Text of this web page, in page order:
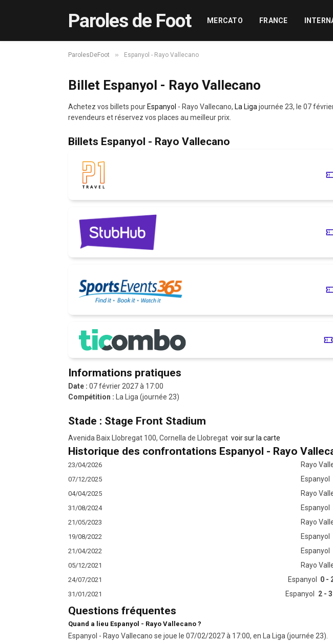
Paroles de Foot MERCATO FRANCE
ParolesDeFoot » Espanyol - Rayo Vallecano
Billet Espanyol - Rayo Vallecano
Achetez vos billets pour Espanyol - Rayo Vallecano, La Liga journée 23, le 07
revendeurs et réservez vos places au meilleur prix.
Billets Espanyol - Rayo Vallecano
Informations pratiques
Date : 07 février 2027 à 17:00
Compétition : La Liga (journée 23)
Stade : Stage Front Stadium
Avenida Baix Llobregat 100, Cornella de Llobregat voir sur la carte
Historique des confrontations Espanyol - Rayo
23/04/2026 Rayo
07/12/2025
Espanyol
04/04/2025
Rayo
31/08/2024
Espanyol
21/05/2023
Rayo
19/08/2022
Espanyol
21/04/2022
Espanyol
05/12/2021
Rayo
24/07/2021
Espanyol 0 -
31/01/2021
Espanyol 2 - 3
Questions fréquentes
Quand a lieu Espanyol - Rayo Vallecano ?
Espanyol - Rayo Vallecano se joue le 07/02/2027 à 17:00, en La Liga (journée 23).